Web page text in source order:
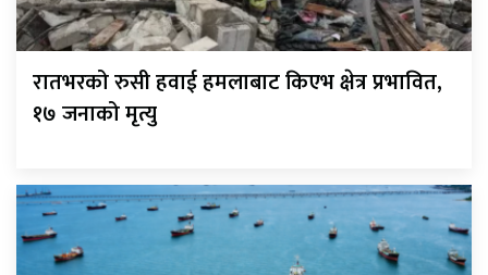
रातभरको रुसी हवाई हमलाबाट किएभ क्षेत्र प्रभावित,
१७ जनाको मृत्यु